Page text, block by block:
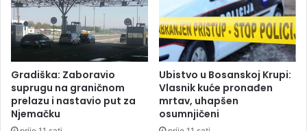
ć
Gradiška: Zaboravio
suprugu na graničnom
prelazu i nastavio put za
Njemačku
Ubistvo u Bosanskoj Krupi:
Vlasnik kuće pronađen
mrtav, uhapšen
osumnjičeni